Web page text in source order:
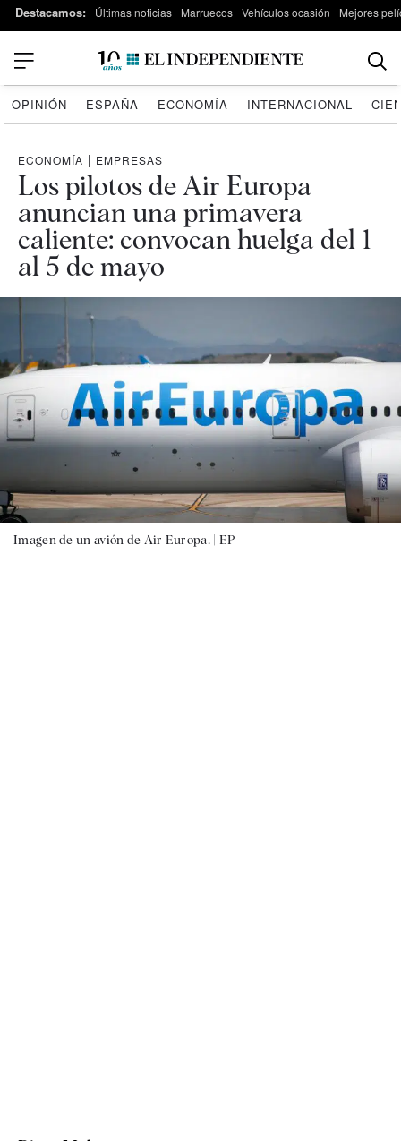
Destacamos: Últimas noticias Marruecos Vehículos ocasión Mejores
OPINIÓN ESPAÑA ECONOMÍA INTERNACIONAL
ECONOMÍA | EMPRESAS
Los pilotos de Air Europa
anuncian una primavera
caliente: convocan huelga del 1
al 5 de mayo
Imagen de un avión de Air Europa. | EP